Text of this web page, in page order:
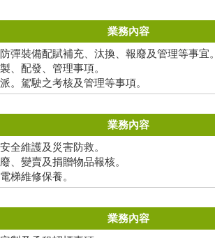
業務內容
彈裝備配賦補充、汰換、報廢及管理等事宜。
、配發、管理事項。
。駕駛之考核及管理等事項。
業務內容
全維護及災害防救。
、變賣及捐贈物品報核。
梯維修保養。
業務內容